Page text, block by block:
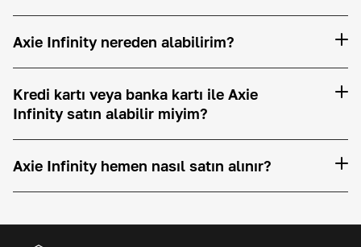
Axie Infinity nereden alabilirim?
Kredi kartı veya banka kartı ile Axie
Infinity satın alabilir miyim?
Axie Infinity hemen nasıl satın alınır?